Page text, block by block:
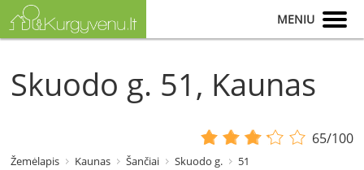
MENIU
Skuodo g. 51, Kaunas
65/100
Žemėlapis Kaunas Šančiai Skuodo g. 51